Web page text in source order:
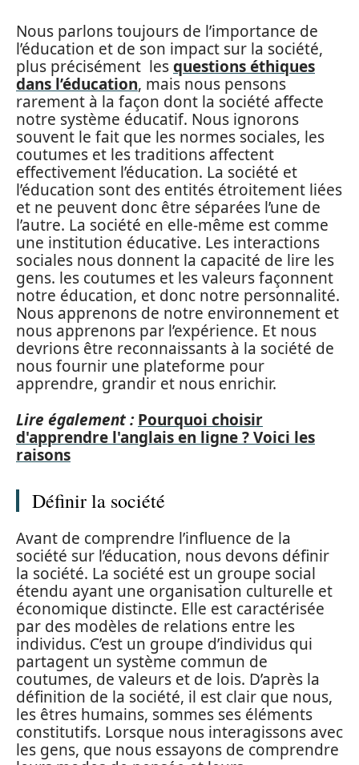
Nous parlons toujours de l’importance de
l’éducation et de son impact sur la société,
plus précisément lesquestions éthiques
dans l’éducation, mais nous pensons
rarement à la façon dont la société affecte
notre système éducatif. Nous ignorons
souvent le fait que les normes sociales, les
coutumes et les traditions affectent
effectivement l’éducation. La société et
l’éducation sont des entités étroitement liées
et ne peuvent donc être séparées l’une de
l’autre. La société en elle-même est comme
une institution éducative. Les interactions
sociales nous donnent la capacité de lire les
gens. les coutumes et les valeurs façonnent
notre éducation, et donc notre personnalité.
Nous apprenons de notre environnement et
nous apprenons par l’expérience. Et nous
devrions être reconnaissants à la société de
nous fournir une plateforme pour
apprendre, grandir et nous enrichir.
Lire également : Pourquoi choisir
d'apprendre l'anglais en ligne ? Voici les
raisons
Définir la société
Avant de comprendre l’influence de la
société sur l’éducation, nous devons définir
la société. La société est un groupe social
étendu ayant une organisation culturelle et
économique distincte. Elle est caractérisée
par des modèles de relations entre les
individus. C’est un groupe d’individus qui
partagent un système commun de
coutumes, de valeurs et de lois. D’après la
définition de la société, il est clair que nous,
les êtres humains, sommes ses éléments
constitutifs. Lorsque nous interagissons avec
les gens, que nous essayons de comprendre